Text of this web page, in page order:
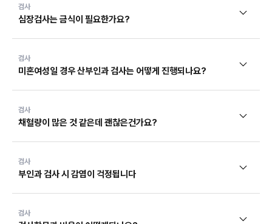
검사
심장검사는 금식이 필요한가요?
검사
미혼여성일 경우 산부인과 검사는 어떻게 진행되나요?
검사
채혈량이 많은 것 같은데 괜찮은건가요?
검사
부인과 검사 시 감염이 걱정됩니다
검사